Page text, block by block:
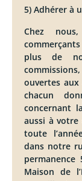
5) Adhérer à
Chez
plus de
ouvertes
chacun
concernant
aussi à votre
toute
dans notre
Maison de